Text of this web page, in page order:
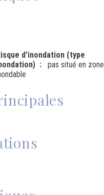
d'inondation (type
pas situé en zone